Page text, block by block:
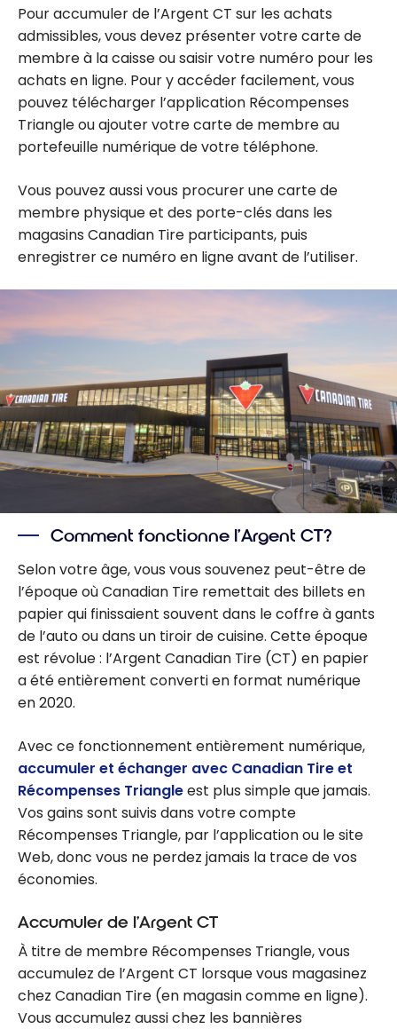
Pour accumuler de l’Argent CT sur les achats
admissibles, vous devez présenter votre carte de
membre à la caisse ou saisir votre numéro pour les
achats en ligne. Pour y accéder facilement, vous
pouvez télécharger l’application Récompenses
Triangle ou ajouter votre carte de membre au
portefeuille numérique de votre téléphone.
Vous pouvez aussi vous procurer une carte de
membre physique et des porte-clés dans les
magasins Canadian Tire participants, puis
enregistrer ce numéro en ligne avant de l’utiliser.
Comment fonctionne l’Argent CT?
Selon votre âge, vous vous souvenez peut-être de
l’époque où Canadian Tire remettait des billets en
papier qui finissaient souvent dans le coffre à gants
de l’auto ou dans un tiroir de cuisine. Cette époque
est révolue : l’Argent Canadian Tire (CT) en papier
a été entièrement converti en format numérique
en 2020.
Avec ce fonctionnement entièrement numérique,
accumuler et échanger avec Canadian Tire et
Récompenses Triangleest plus simple que jamais.
Vos gains sont suivis dans votre compte
Récompenses Triangle, par l’application ou le site
Web, donc vous ne perdez jamais la trace de vos
économies.
Accumuler de l’Argent CT
À titre de membre Récompenses Triangle, vous
accumulez de l’Argent CT lorsque vous magasinez
chez Canadian Tire (en magasin comme en ligne).
Vous accumulez aussi chez les bannières